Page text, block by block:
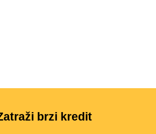
brzi kredit